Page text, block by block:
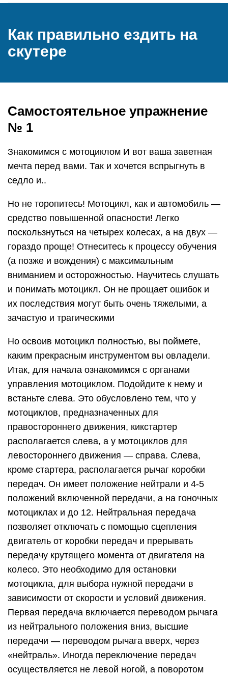
Как правильно ездить на
скутере
Самостоятельное упражнение
№ 1
Знакомимся с мотоциклом И вот ваша заветная
мечта перед вами. Так и хочется вспрыгнуть в
седло и..
Но не торопитесь! Мотоцикл, как и автомобиль —
средство повышенной опасности! Легко
поскользнуться на четырех колесах, а на двух —
гораздо проще! Отнеситесь к процессу обучения
(а позже и вождения) с максимальным
вниманием и осторожностью. Научитесь слушать
и понимать мотоцикл. Он не прощает ошибок и
их последствия могут быть очень тяжелыми, а
зачастую и трагическими
Но освоив мотоцикл полностью, вы поймете,
каким прекрасным инструментом вы овладели.
Итак, для начала ознакомимся с органами
управления мотоциклом. Подойдите к нему и
встаньте слева. Это обусловлено тем, что у
мотоциклов, предназначенных для
правостороннего движения, кикстартер
располагается слева, а у мотоциклов для
левостороннего движения — справа. Слева,
кроме стартера, располагается рычаг коробки
передач. Он имеет положение нейтрали и 4-5
положений включенной передачи, а на гоночных
мотоциклах и до 12. Нейтральная передача
позволяет отключать с помощью сцепления
двигатель от коробки передач и прерывать
передачу крутящего момента от двигателя на
колесо. Это необходимо для остановки
мотоцикла, для выбора нужной передачи в
зависимости от скорости и условий движения.
Первая передача включается переводом рычага
из нейтрального положения вниз, высшие
передачи — переводом рычага вверх, через
«нейтраль». Иногда переключение передач
осуществляется не левой ногой, а поворотом